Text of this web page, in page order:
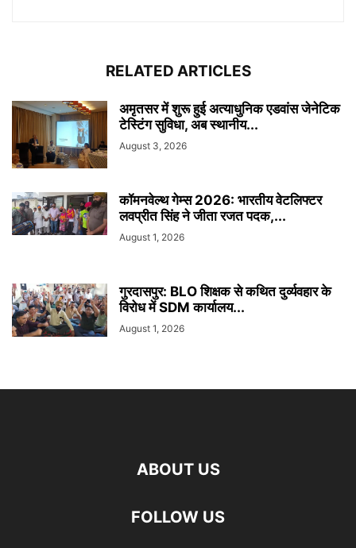
RELATED ARTICLES
अमृतसर में शुरू हुई अत्याधुनिक एडवांस जेनेटिक
टेस्टिंग सुविधा, अब स्थानीय...
August 3, 2026
कॉमनवेल्थ गेम्स 2026: भारतीय वेटलिफ्टर
लवप्रीत सिंह ने जीता रजत पदक,...
August 1, 2026
गुरदासपुर: BLO शिक्षक से कथित दुर्व्यवहार के
विरोध में SDM कार्यालय...
August 1, 2026
ABOUT US
FOLLOW US